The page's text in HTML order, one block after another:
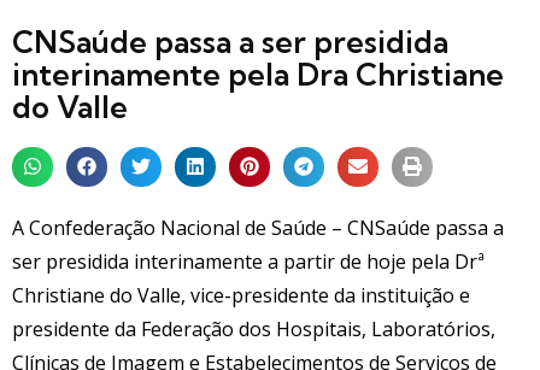
CNSaúde passa a ser presidida
interinamente pela Dra Christiane
do Valle
A Confederação Nacional de Saúde – CNSaúde passa a
ser presidida interinamente a partir de hoje pela Drª
Christiane do Valle, vice-presidente da instituição e
presidente da Federação dos Hospitais, Laboratórios,
Clínicas de Imagem e Estabelecimentos de Serviços de